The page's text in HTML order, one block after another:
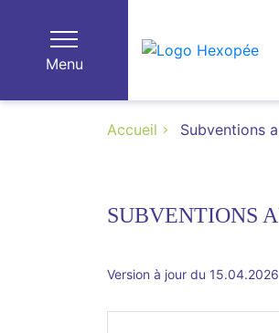
Menu
Accueil Subventions
SUBVENTIONS
Version à jour du 15.04.2026